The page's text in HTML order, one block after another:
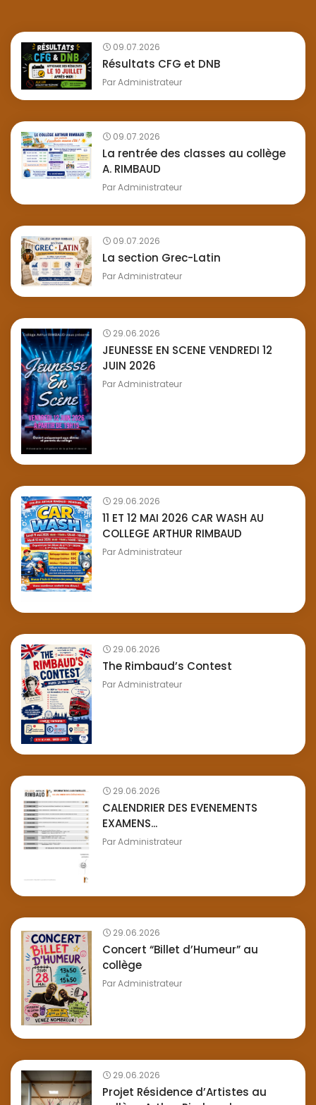
09.07.2026
Résultats CFG et DNB
ParAdministrateur
09.07.2026
La rentrée des classes au collège
A. RIMBAUD
ParAdministrateur
09.07.2026
La section Grec-Latin
ParAdministrateur
29.06.2026
JEUNESSE EN SCENE VENDREDI 12
JUIN 2026
ParAdministrateur
29.06.2026
11 ET 12 MAI 2026 CAR WASH AU
COLLEGE ARTHUR RIMBAUD
ParAdministrateur
29.06.2026
The Rimbaud’s Contest
ParAdministrateur
29.06.2026
CALENDRIER DES EVENEMENTS
EXAMENS...
ParAdministrateur
29.06.2026
Concert “Billet d’Humeur” au
collège
ParAdministrateur
29.06.2026
Projet Résidence d’Artistes au